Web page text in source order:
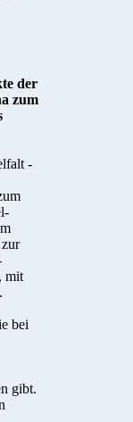
der
zum
-
mit
bei
gibt.